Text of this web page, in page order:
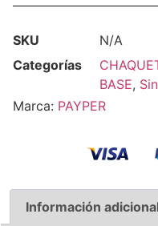
SKU
N/A
Categorías
BASE,
Marca: PAYPER
Información